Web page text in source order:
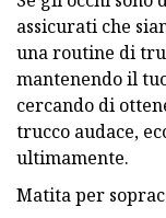
assicurati che
una routine di
mantenendo il
cercando di
trucco audace,
ultimamente.
Matita per